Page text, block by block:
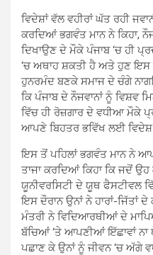
ਵਿਦੇਸ਼ਾਂ ਵੱਲ ਵਹੀਰਾਂ ਘੱਤ ਰਹੀ
ਕਰਦਿਆਂ ਭਗਵੰਤ ਮਾਨ ਨੇ ਕਿਹਾ,
ਦਿਖਾਉਣ ਦੇ ਮੌਕੇ ਪੰਜਾਬ ‘ਚ ਹੀ
‘ਚ ਅਥਾਹ ਸ਼ਕਤੀ ਹੈ ਅਤੇ ਹੁਣ ਇਸ
ਹੁਨਰਮੰਦ ਬਣਕੇ ਸਮਾਜ ਦੇ ਚੰਗੇ
ਕਿ ਪੰਜਾਬ ਦੇ ਨੌਜਵਾਨਾਂ ਨੂੰ ਵਿਸ਼ਵ
ਵਿੱਚ ਹੀ ਰੋਜ਼ਗਾਰ ਦੇ ਵਧੀਆ ਮੌਕੇ
ਆਪਣੇ ਬਿਹਤਰ ਭਵਿੱਖ ਲਈ ਵਿਦੇਸ਼
ਇਸ ਤੋਂ ਪਹਿਲਾਂ ਭਗਵੰਤ ਮਾਨ ਨੇ
ਤਾਜਾ ਕਰਦਿਆਂ ਕਿਹਾ ਕਿ ਜਦੋਂ
ਯੂਨੀਵਰਸਿਟੀ ਦੇ ਯੂਥ
ਇਸ ਦੌਰਾਨ ਉਨਾਂ ਨੇ ਹਾਰਾਂ-ਜਿੱਤਾਂ
ਮੰਤਰੀ ਨੇ ਵਿਦਿਆਰਥੀਆਂ ਦੇ
ਬੱਚਿਆਂ ‘ਤੇ ਆਪਣੀਆਂ ਇੱਛਾਵਾਂ
ਪਛਾਣ ਕੇ ਉਨਾਂ ਨੂੰ ਜੀਵਨ ‘ਚ ਅੱਗੇ